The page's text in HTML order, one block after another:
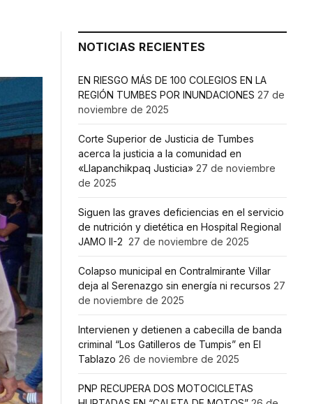
NOTICIAS RECIENTES
EN RIESGO MÁS DE 100 COLEGIOS EN LA
REGIÓN TUMBES POR INUNDACIONES 27 de
noviembre de 2025
Corte Superior de Justicia de Tumbes
acerca la justicia a la comunidad en
«Llapanchikpaq Justicia» 27 de noviembre
de 2025
Siguen las graves deficiencias en el servicio
de nutrición y dietética en Hospital Regional
JAMO II-2 27 de noviembre de 2025
Colapso municipal en Contralmirante Villar
deja al Serenazgo sin energía ni recursos 27
de noviembre de 2025
Intervienen y detienen a cabecilla de banda
criminal “Los Gatilleros de Tumpis” en El
Tablazo 26 de noviembre de 2025
PNP RECUPERA DOS MOTOCICLETAS